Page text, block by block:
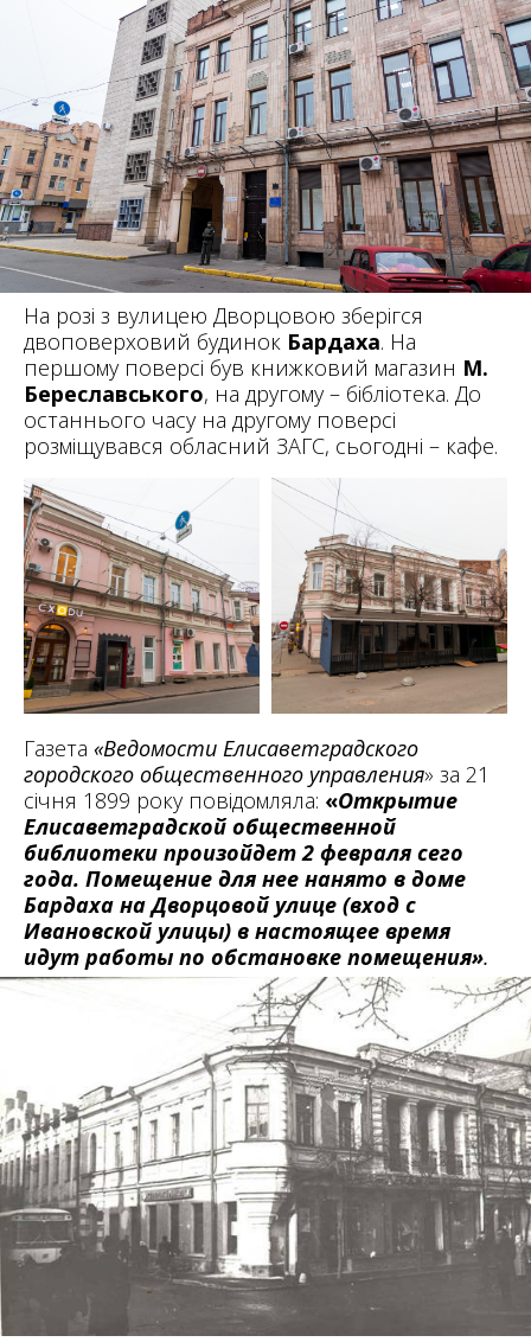
На розі з вулицею Дворцовою зберігся
двоповерховий будинок Бардаха. На
першому поверсі був книжковий магазин М.
Береславського, на другому – бібліотека. До
останнього часу на другому поверсі
розміщувався обласний ЗАГС, сьогодні – кафе.
Газета «Ведомости Елисаветградского
городского общественного управления» за 21
січня 1899 року повідомляла: «Открытие
Елисаветградской общественной
библиотеки произойдет 2 февраля сего
года. Помещение для нее нанято в доме
Бардаха на Дворцовой улице (вход с
Ивановской улицы) в настоящее время
идут работы по обстановке помещения».